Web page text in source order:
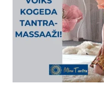
TANTRAMASSAAŽI
KOGEDA